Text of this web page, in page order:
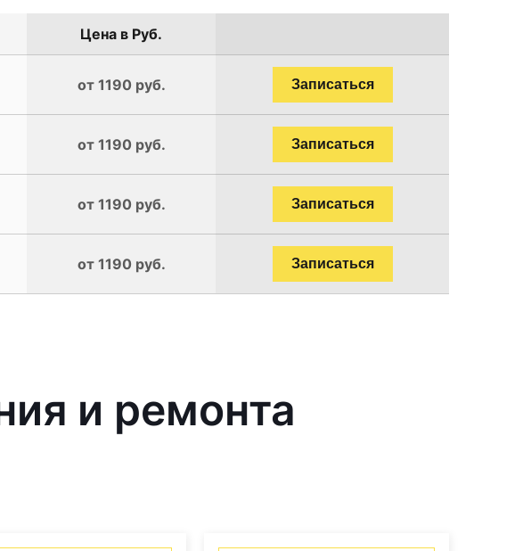
Цена в Руб.
от 1190 руб. Записаться
от 1190 руб. Записаться
от 1190 руб. Записаться
от 1190 руб. Записаться
и ремонта